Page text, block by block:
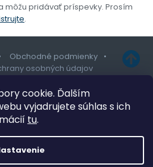
cookie. Ďalším
vyjadrujete súhlas s ich
tu.
môžu pridávať príspevky. Prosím
.
Obchodné podmienky
osobných údajov
cookies
Shoptetak.cz